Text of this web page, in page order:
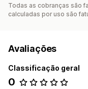
Todas as cobranças são
calculadas por uso são
Avaliações
Classificação geral
0